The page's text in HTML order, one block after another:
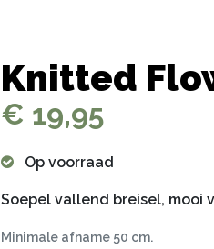
Knitted
€ 19,95
Op voorraad
Soepel vallend breisel, mooi
Minimale afname 50 cm.